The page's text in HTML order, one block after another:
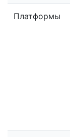
Платформы